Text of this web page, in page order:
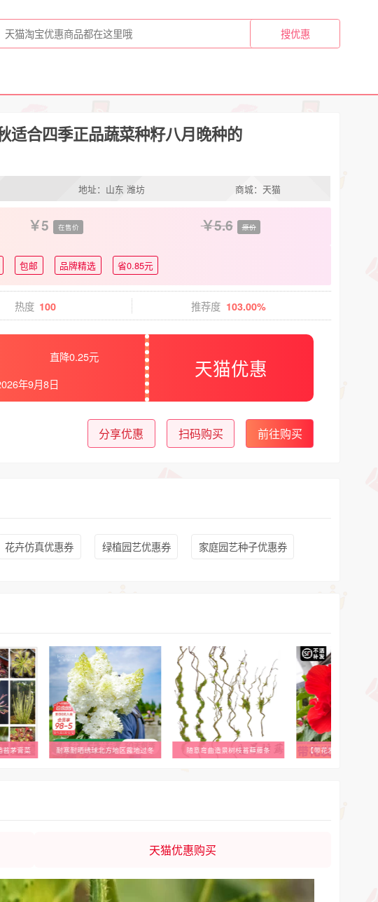
适合四季正品蔬菜种籽八月晚种的
地址：山东 潍坊 商城：天猫
5 在售价 5.6 原价
包邮 品牌精选 省0.85元
热度 100 推荐度 103.00%
直降0.25元
年9月8日
天猫优惠
分享优惠 扫码购买 前往购买
花卉仿真优惠券 绿植园艺优惠券 家庭园艺种子优惠券
苔茅膏菜 耐寒耐晒绣球北方地区露地过冬 随意弯曲造景树枝苔藓藤条 【带花发货】四季重
天猫优惠购买